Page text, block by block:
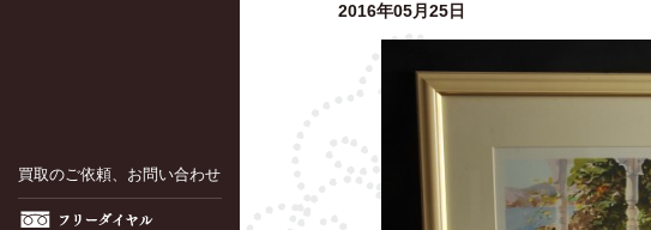
買取のご依頼、お問い合わせ
2016年05月25日